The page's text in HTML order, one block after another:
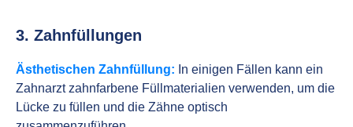
3. Zahnfüllungen
Ästhetischen Zahnfüllung: In einigen Fällen kann ein
Zahnarzt zahnfarbene Füllmaterialien verwenden, um die
Lücke zu füllen und die Zähne optisch